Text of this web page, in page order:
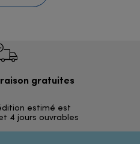
gratuites
estimé est
4 jours ouvrables